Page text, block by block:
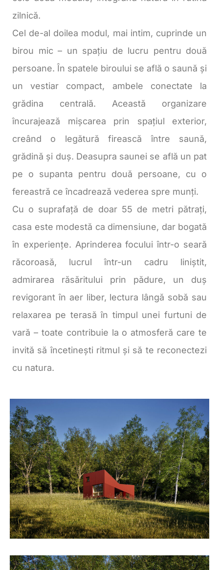
zilnică.
Cel de-al doilea modul, mai intim, cuprinde un
birou mic – un spațiu de lucru pentru două
persoane. În spatele biroului se află o saună și
un vestiar compact, ambele conectate la
grădina centrală. Această organizare
încurajează mișcarea prin spațiul exterior,
creând o legătură firească între saună,
grădină și duș. Deasupra saunei se află un pat
pe o supanta pentru două persoane, cu o
fereastră ce încadrează vederea spre munți.
Cu o suprafață de doar 55 de metri pătrați,
casa este modestă ca dimensiune, dar bogată
în experiențe. Aprinderea focului într-o seară
răcoroasă, lucrul într-un cadru liniștit,
admirarea răsăritului prin pădure, un duș
revigorant în aer liber, lectura lângă sobă sau
relaxarea pe terasă în timpul unei furtuni de
vară – toate contribuie la o atmosferă care te
invită să încetinești ritmul și să te reconectezi
cu natura.